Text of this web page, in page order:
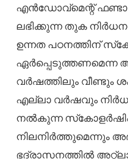
എന്‍ഡോവ്‌മെന്റ്
ലഭിക്കുന്ന തുക
ഉന്നത പഠനത്തിന്
ഏര്‍പ്പെടുത്തണമെന്ന
വർഷത്തിലും വീണ്ടും
എല്ലാ വര്‍ഷവും
നല്‍കുന്ന സ്‌കോളര്‍ഷിപ്പ്
നിലനിര്‍ത്തുമെന്നും
ഭദ്രാസനത്തിൽ